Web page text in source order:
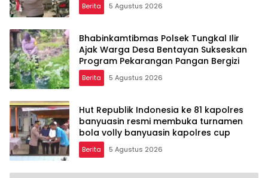
Berita 5 Agustus 2026
Bhabinkamtibmas Polsek Tungkal Ilir
Ajak Warga Desa Bentayan Sukseskan
Program Pekarangan Pangan Bergizi
Berita 5 Agustus 2026
Hut Republik Indonesia ke 81 kapolres
banyuasin resmi membuka turnamen
bola volly banyuasin kapolres cup
Berita 5 Agustus 2026